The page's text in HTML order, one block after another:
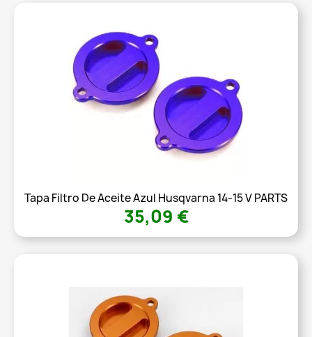
Tapa Filtro De Aceite Azul Husqvarna 14-15 V PARTS
35,09 €